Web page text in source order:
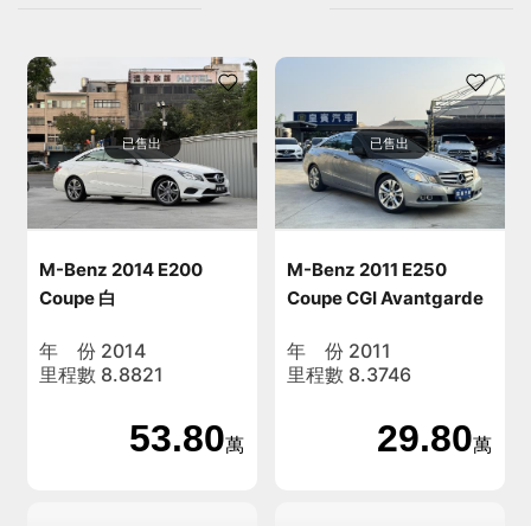
已售出
M-Benz 2014 E200
Coupe 白
年 份 2014
里程數 8.8821
53.80萬
已售出
M-Benz 2011 E250
Coupe CGI Avantgarde
年 份 2011
里程數 8.3746
29.80萬